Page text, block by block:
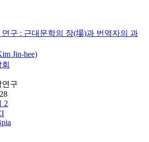
구 : 근대문학의 장(場)과 번역자의 과
Jin-hee)
연구
2